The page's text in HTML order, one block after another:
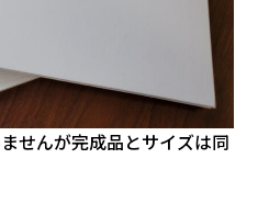
せんが完成品とサイズは同